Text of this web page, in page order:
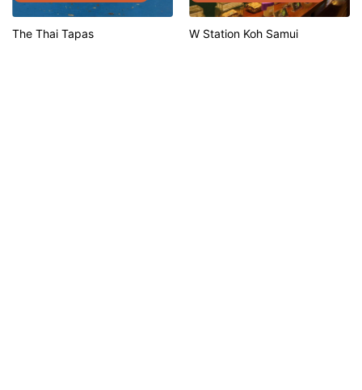
The Thai Tapas W Station Koh Samui